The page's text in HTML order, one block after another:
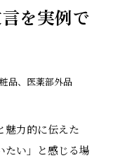
を実例で
品、医薬部外品
魅力的に伝えた
たい」と感じる場